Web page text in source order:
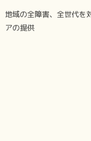
地域の全障害、全世代を
アの提供